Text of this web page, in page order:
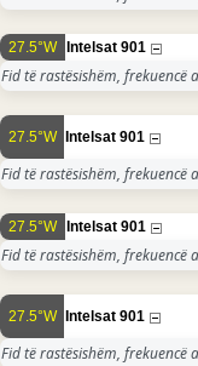
27.5°W Intelsat 901
Fid të rastësishëm, frekuencë
27.5°W Intelsat 901
Fid të rastësishëm, frekuencë
27.5°W Intelsat 901
Fid të rastësishëm, frekuencë
27.5°W Intelsat 901
Fid të rastësishëm, frekuencë